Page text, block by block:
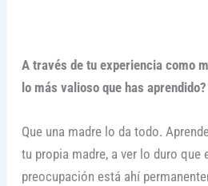
A través de tu experiencia como
lo más valioso que has aprendido?
Que una madre lo da todo.
tu propia madre, a ver lo duro que
preocupación está ahí